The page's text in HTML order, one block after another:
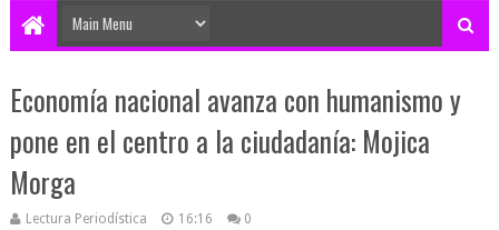
Economía nacional avanza con humanismo y
pone en el centro a la ciudadanía: Mojica
Morga
Lectura Periodística 16:16 0